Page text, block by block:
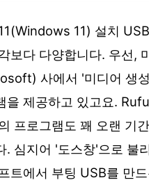
11) 설치
보다 다양합니다. 우선,
사에서 '미디어 생
을 제공하고 있고요.
프로그램도 꽤 오랜 기
. 심지어 '도스창'으로 불
트에서 부팅 USB를 만